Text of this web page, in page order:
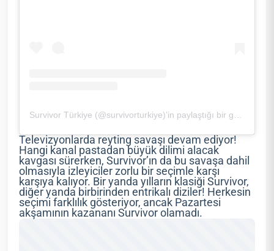
Televizyonlarda reyting savaşı devam ediyor!
Hangi kanal pastadan büyük dilimi alacak
kavgası sürerken, Survivor’ın da bu savaşa dahil
olmasıyla izleyiciler zorlu bir seçimle karşı
karşıya kalıyor. Bir yanda yılların klasiği Survivor,
diğer yanda birbirinden entrikalı diziler! Herkesin
seçimi farklılık gösteriyor, ancak Pazartesi
akşamının kazananı Survivor olamadı.